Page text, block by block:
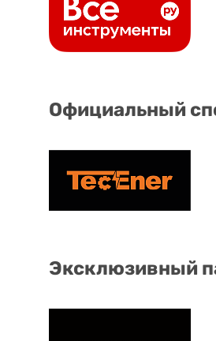
Официальный
Эксклюзивный